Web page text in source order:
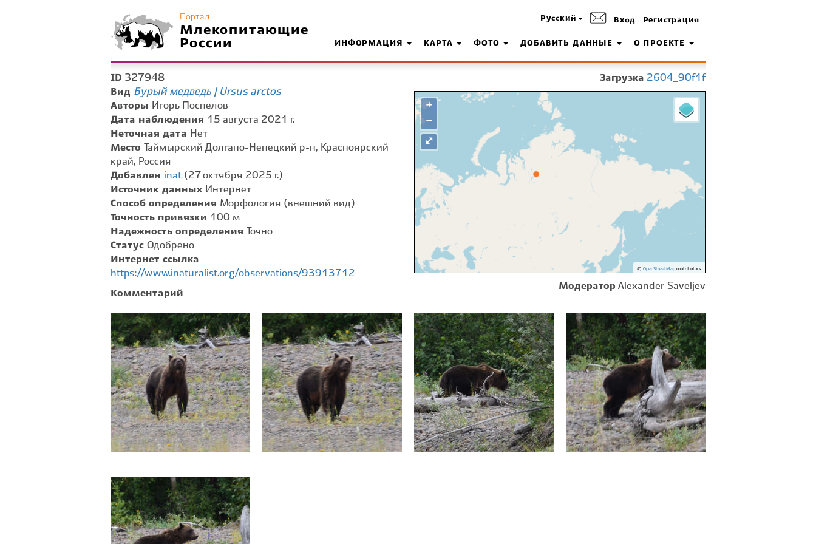
Портал
Млекопитающие
России
Русский Вход Регистрация
ИНФОРМАЦИЯ КАРТА ФОТО ДОБАВИТЬ ДАННЫЕ О ПРОЕКТЕ
ID 327948
Вид Бурый медведь | Ursus arctos
Авторы Игорь Поспелов
Дата наблюдения 15 августа 2021 г.
Неточная дата Нет
Место
Таймырский Долгано-Ненецкий р-н, Красноярский
край, Россия
Добавлен inat (27 октября 2025 г.)
Источник данных Интернет
Способ определения Морфология (внешний вид)
Точность привязки 100 м
Надежность определения
Точно
Статус Одобрено
Интернет ссылка
https://www.inaturalist.org/observations/93913712
Комментарий
Загрузка 2604_90f1f
+
−
© OpenStreetMapcontributors.
⤢
Модератор Alexander Saveljev